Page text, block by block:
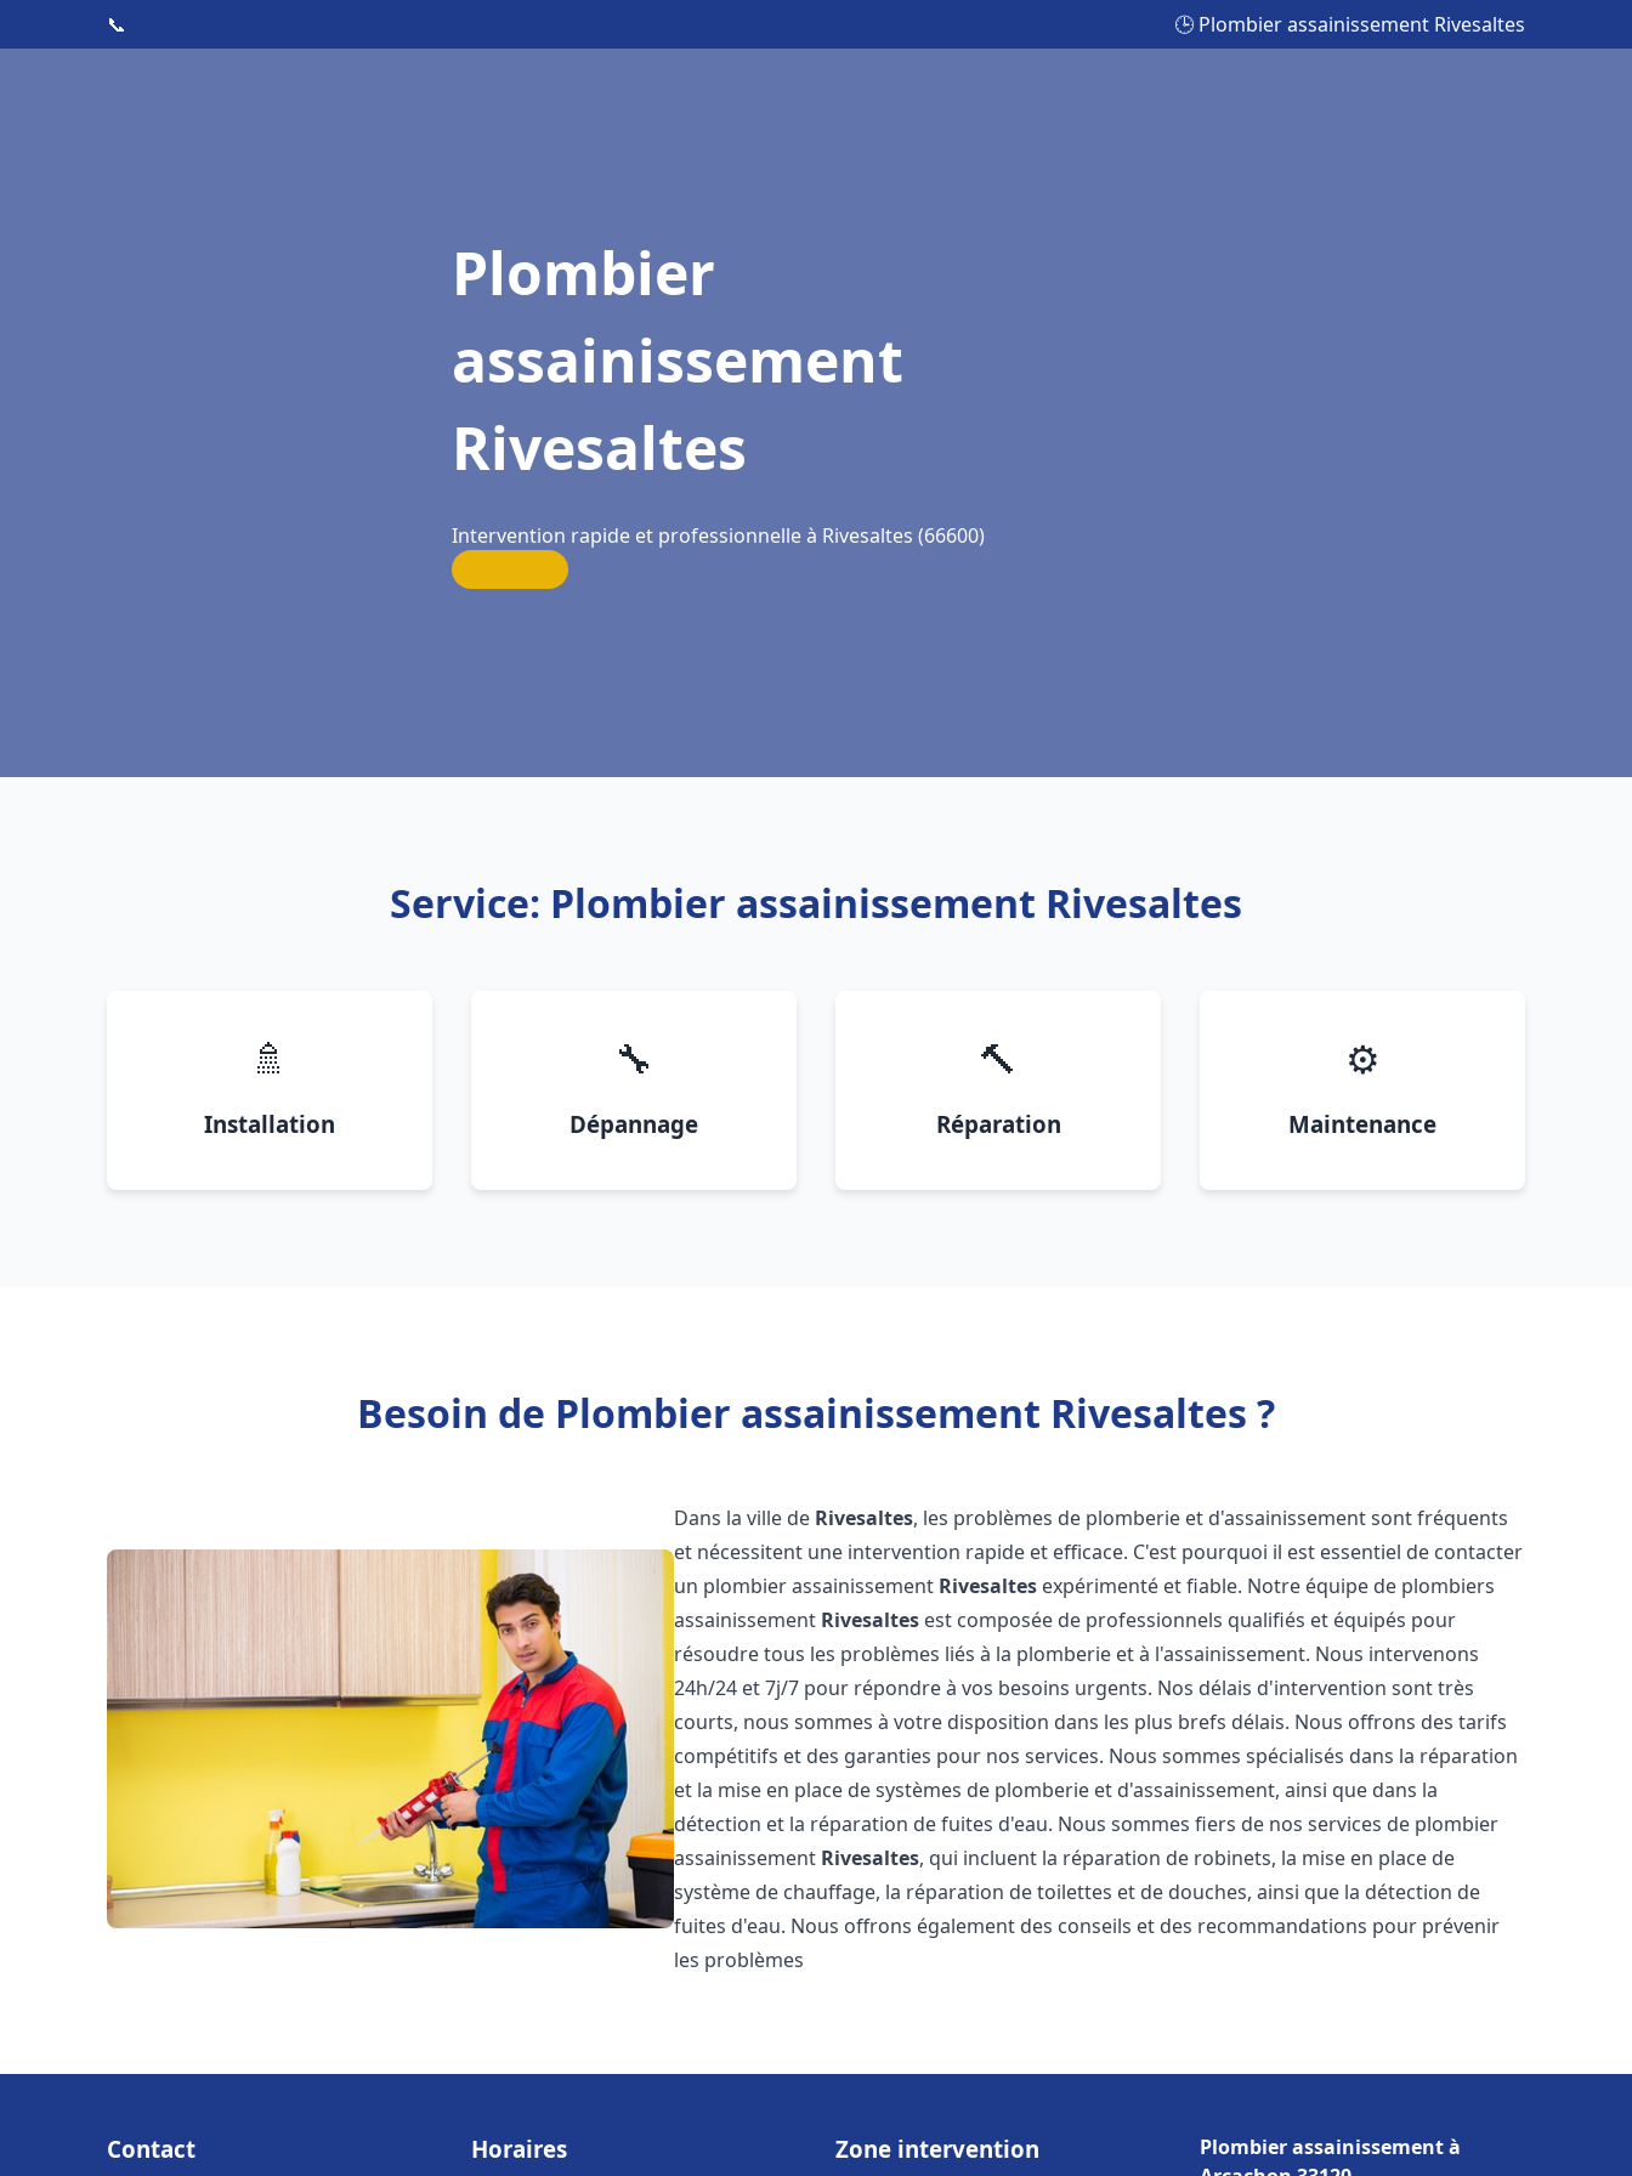
📞 🕒 Plombier assainissement Rivesaltes
Plombier
assainissement
Rivesaltes
Intervention rapide et professionnelle à Rivesaltes (66600)
Service: Plombier assainissement Rivesaltes
🚿
Installation
🔧
Dépannage
🔨
Réparation
⚙️
Maintenance
Besoin de Plombier assainissement Rivesaltes ?
Dans la ville de Rivesaltes, les problèmes de plomberie et d'assainissement sont fréquents
et nécessitent une intervention rapide et efficace. C'est pourquoi il est essentiel de contacter
un plombier assainissement Rivesaltes expérimenté et fiable. Notre équipe de plombiers
assainissement Rivesaltes est composée de professionnels qualifiés et équipés pour
résoudre tous les problèmes liés à la plomberie et à l'assainissement. Nous intervenons
24h/24 et 7j/7 pour répondre à vos besoins urgents. Nos délais d'intervention sont très
courts, nous sommes à votre disposition dans les plus brefs délais. Nous offrons des tarifs
compétitifs et des garanties pour nos services. Nous sommes spécialisés dans la réparation
et la mise en place de systèmes de plomberie et d'assainissement, ainsi que dans la
détection et la réparation de fuites d'eau. Nous sommes fiers de nos services de plombier
assainissement Rivesaltes, qui incluent la réparation de robinets, la mise en place de
système de chauffage, la réparation de toilettes et de douches, ainsi que la détection de
fuites d'eau. Nous offrons également des conseils et des recommandations pour prévenir
les problèmes
Contact Horaires Zone intervention
Plombier assainissement à